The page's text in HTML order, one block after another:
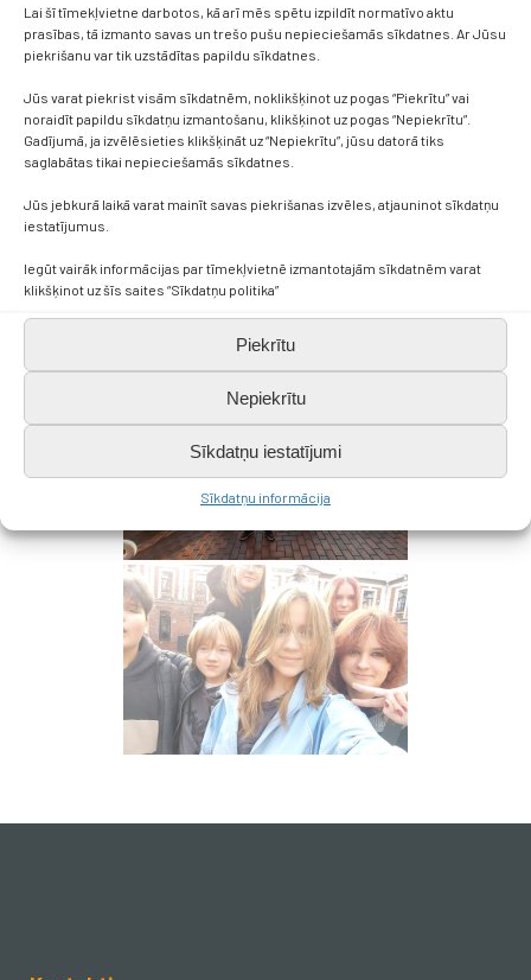
Lai šī tīmekļvietne darbotos, kā arī mēs spētu izpildīt normatīvo aktu
prasības, tā izmanto savas un trešo pušu nepieciešamās sīkdatnes. Ar Jūsu
piekrišanu var tik uzstādītas papildu sīkdatnes.
Jūs varat piekrist visām sīkdatnēm, noklikšķinot uz pogas “Piekrītu” vai
noraidīt papildu sīkdatņu izmantošanu, klikšķinot uz pogas “Nepiekrītu”.
Gadījumā, ja izvēlēsieties klikšķināt uz “Nepiekrītu”, jūsu datorā tiks
saglabātas tikai nepieciešamās sīkdatnes.
Jūs jebkurā laikā varat mainīt savas piekrišanas izvēles, atjauninot sīkdatņu
iestatījumus.
Iegūt vairāk informācijas par tīmekļvietnē izmantotajām sīkdatnēm varat
klikšķinot uz šīs saites “Sīkdatņu politika”
Piekrītu
Nepiekrītu
Sīkdatņu iestatījumi
Sīkdatņu informācija